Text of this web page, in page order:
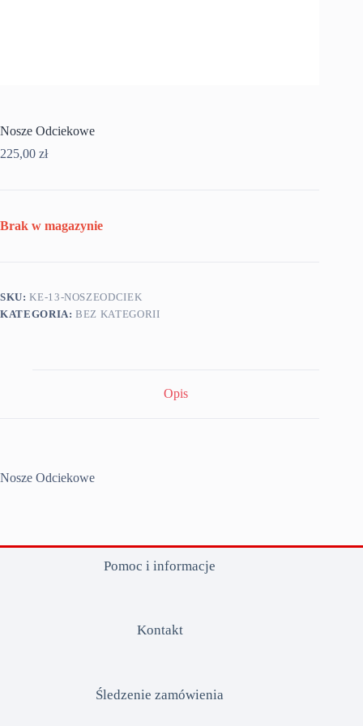
Nosze Odciekowe
225,00 zł
Brak w magazynie
SKU:KE-13-NOSZEODCIEK
KATEGORIA:BEZ KATEGORII
Opis
Nosze Odciekowe
Pomoc i informacje
Kontakt
Śledzenie zamówienia